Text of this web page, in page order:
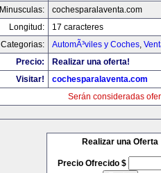
Minusculas:
cochesparalaventa.com
Longitud:
17 caracteres
Categorias:
AutomÃ³viles y Coches,
Precio:
Realizar una oferta!
Visitar!
cochesparalaventa.com
Serán consideradas
Realizar una Oferta
Precio Ofrecido $